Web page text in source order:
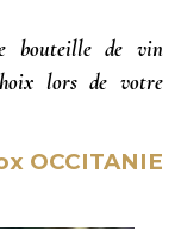
bouteille de vin
lors de votre
OCCITANIE